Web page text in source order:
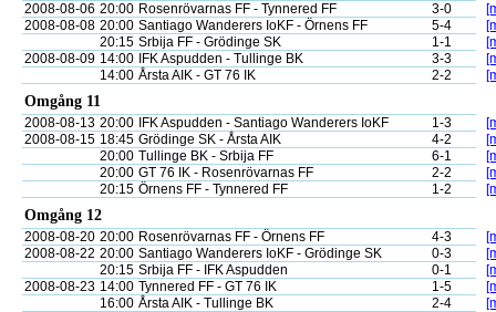
2008-08-06 20:00 Rosenrövarnas FF - Tynnered FF 3-0
2008-08-08 20:00 Santiago Wanderers IoKF - Örnens FF 5-4
20:15 Srbija FF - Grödinge SK 1-1
2008-08-09 14:00 IFK Aspudden - Tullinge BK 3-3
14:00 Årsta AIK - GT 76 IK 2-2
Omgång 11
2008-08-13 20:00 IFK Aspudden - Santiago Wanderers IoKF 1-3
2008-08-15 18:45 Grödinge SK - Årsta AIK 4-2
20:00 Tullinge BK - Srbija FF 6-1
20:00 GT 76 IK - Rosenrövarnas FF 2-2
20:15 Örnens FF - Tynnered FF 1-2
Omgång 12
2008-08-20 20:00 Rosenrövarnas FF - Örnens FF 4-3
2008-08-22 20:00 Santiago Wanderers IoKF - Grödinge SK 0-3
20:15 Srbija FF - IFK Aspudden 0-1
2008-08-23 14:00 Tynnered FF - GT 76 IK 1-5
16:00 Årsta AIK - Tullinge BK 2-4